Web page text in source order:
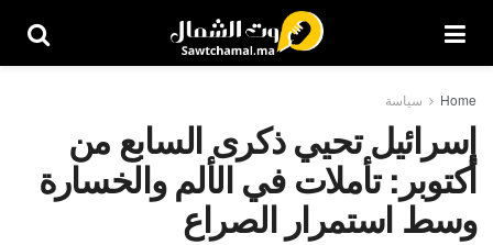
Home سياسة
إسرائيل تحيي ذكرى السابع من
أكتوبر: تأملات في الألم والخسارة
وسط استمرار الصراع